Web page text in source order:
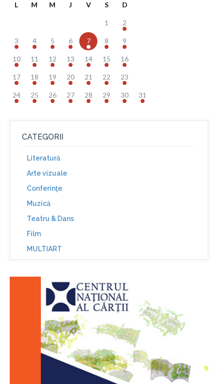
L M M J V S D
1 2
3 4 5 6 7 8 9
10 11 12 13 14 15 16
17 18 19 20 21 22 23
24 25 26 27 28 29 30 31
CATEGORII
Literatură
Arte vizuale
Conferinţe
Muzică
Teatru & Dans
Film
MULTIART